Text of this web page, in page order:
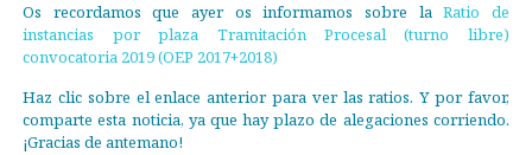
Os recordamos que ayer os informamos sobre laRatio de
instancias por plaza Tramitación Procesal (turno libre)
convocatoria 2019 (OEP 2017+2018)
Haz clic sobre el enlace anterior para ver las ratios. Y por favor,
comparte esta noticia, ya que hay plazo de alegaciones corriendo.
¡Gracias de antemano!